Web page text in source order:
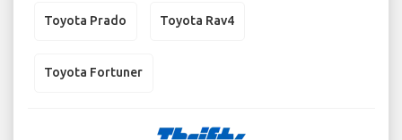
Toyota Prado Toyota Rav4
Toyota Fortuner